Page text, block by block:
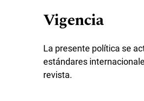
Vigencia
La presente política se
estándares
revista.